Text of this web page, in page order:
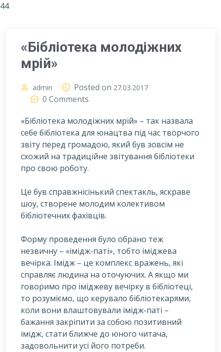
44
«Бібліотека молодіжних
мрій»
admin Posted on 27.03.2017
0 Comments
«Бібліотека молодіжних мрій» – так назвала
себе бібліотека для юнацтва під час творчого
звіту перед громадою, який був зовсім не
схожий на традиційне звітування бібліотеки
про свою роботу.
Це був справжнісінький спектакль, яскраве
шоу, створене молодим колективом
бібліотечних фахівців.
Форму проведення було обрано теж
незвичну – «імідж-паті», тобто іміджева
вечірка. Імідж – це комплекс вражень, які
справляє людина на оточуючих. А якщо ми
говоримо про іміджеву вечірку в бібліотеці,
то розуміємо, що керувало бібліотекарями,
коли вони влаштовували імідж-паті –
бажання закріпити за собою позитивний
імідж, стати ближче до юного читача,
задовольнити усі його потреби.